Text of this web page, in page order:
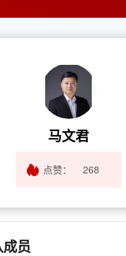
马文君
点赞： 268
员